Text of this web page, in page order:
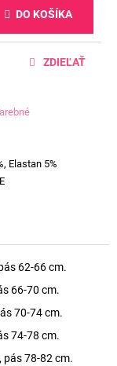
DO KOŠÍKA
Elastan 5%
ZDIEĽAŤ
62-66 cm.
66-70 cm.
70-74 cm.
74-78 cm.
pás 78-82 cm.